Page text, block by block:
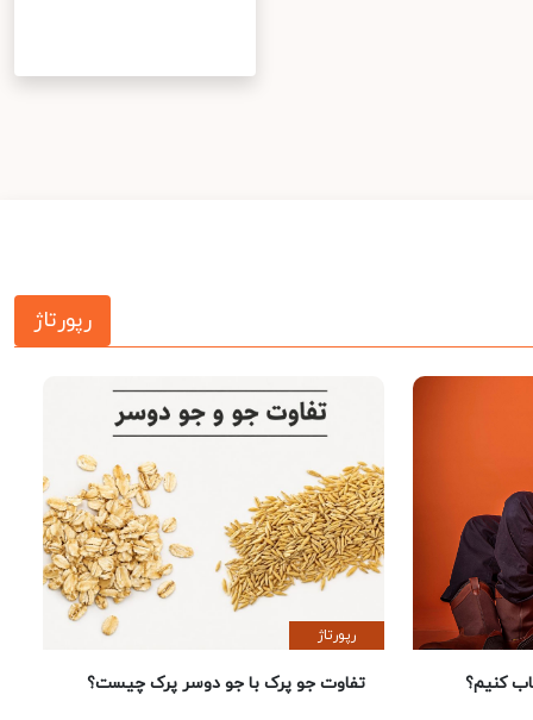
رپورتاژ
کنیم؟
رپورتاژ
تفاوت جو پرک با جو دوسر پرک چیست؟